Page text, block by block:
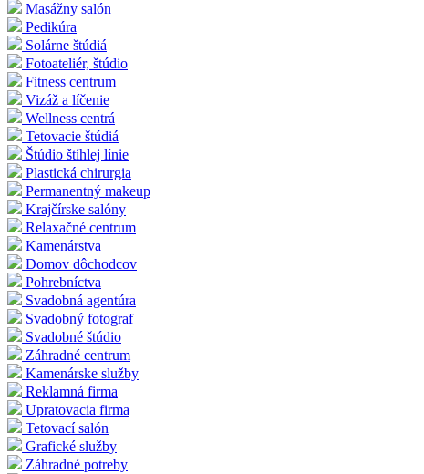
Masážny salón
Pedikúra
Solárne štúdiá
Fotoateliér, štúdio
Fitness centrum
Vizáž a líčenie
Wellness centrá
Tetovacie štúdiá
Štúdio štíhlej línie
Plastická chirurgia
Permanentný makeup
Krajčírske salóny
Relaxačné centrum
Kamenárstva
Domov dôchodcov
Pohrebníctva
Svadobná agentúra
Svadobný fotograf
Svadobné štúdio
Záhradné centrum
Kamenárske služby
Reklamná firma
Upratovacia firma
Tetovací salón
Grafické služby
Záhradné potreby